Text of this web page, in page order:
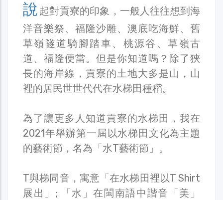
說 起對貢寮的印象，一般人往往想到海
洋音樂祭、福隆沙雕、澳底吃海鮮、舊
草嶺隧道騎腳踏車、桃源谷、草嶺古
道、福隆便當。但是你知道嗎？除了狹
長的海岸線，貢寮的土地大多是山，山
裡的居民世世代代在水梯田種稻。
為了讓更多人知道貢寮的水梯田，我在
2021年舉辦第一屆以水梯田文化為主題
的藝術節，名為「水T藝術節」。
T與梯同音，寓意「在水梯田裡以T Shirt
展出」; 「水」在閩南語中諧音「美」